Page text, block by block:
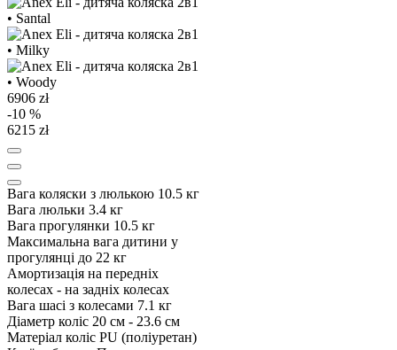
6906 zł
-10 %
6215 zł
Вага коляски з люлькою 10.5 кг
Вага люльки 3.4 кг
Вага прогулянки 10.5 кг
Максимальна вага дитини у
прогулянці до 22 кг
Амортизація на передніх
колесах - на задніх колесах
Вага шасі з колесами 7.1 кг
Діаметр коліс 20 см - 23.6 см
Матеріал коліс PU (поліуретан)